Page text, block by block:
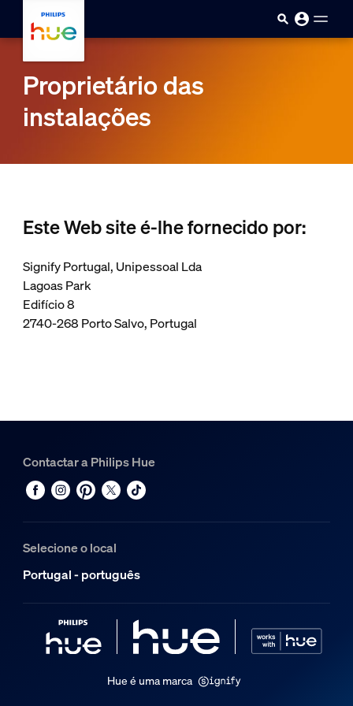
Passar para o conteúdo
Proprietário das
instalações
Este Web site é-lhe fornecido por:
Signify Portugal, Unipessoal Lda
Lagoas Park
Edifício 8
2740-268 Porto Salvo, Portugal
Contactar a Philips Hue
Selecione o local
Portugal - português
Hue é uma marca